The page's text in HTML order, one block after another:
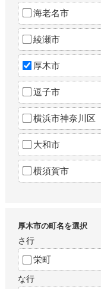
海老名市
綾瀬市
厚木市
逗子市
横浜市神奈川区
大和市
横須賀市
厚木市の町名を選択
さ行
栄町
な行